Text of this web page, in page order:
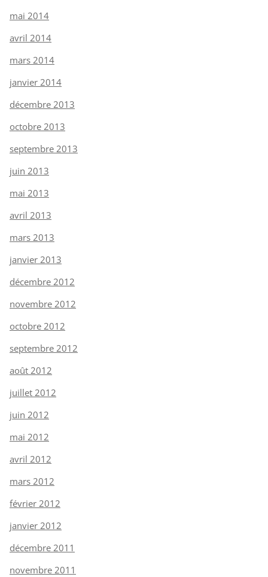
mai 2014
avril 2014
mars 2014
janvier 2014
décembre 2013
octobre 2013
septembre 2013
juin 2013
mai 2013
avril 2013
mars 2013
janvier 2013
décembre 2012
novembre 2012
octobre 2012
septembre 2012
août 2012
juillet 2012
juin 2012
mai 2012
avril 2012
mars 2012
février 2012
janvier 2012
décembre 2011
novembre 2011